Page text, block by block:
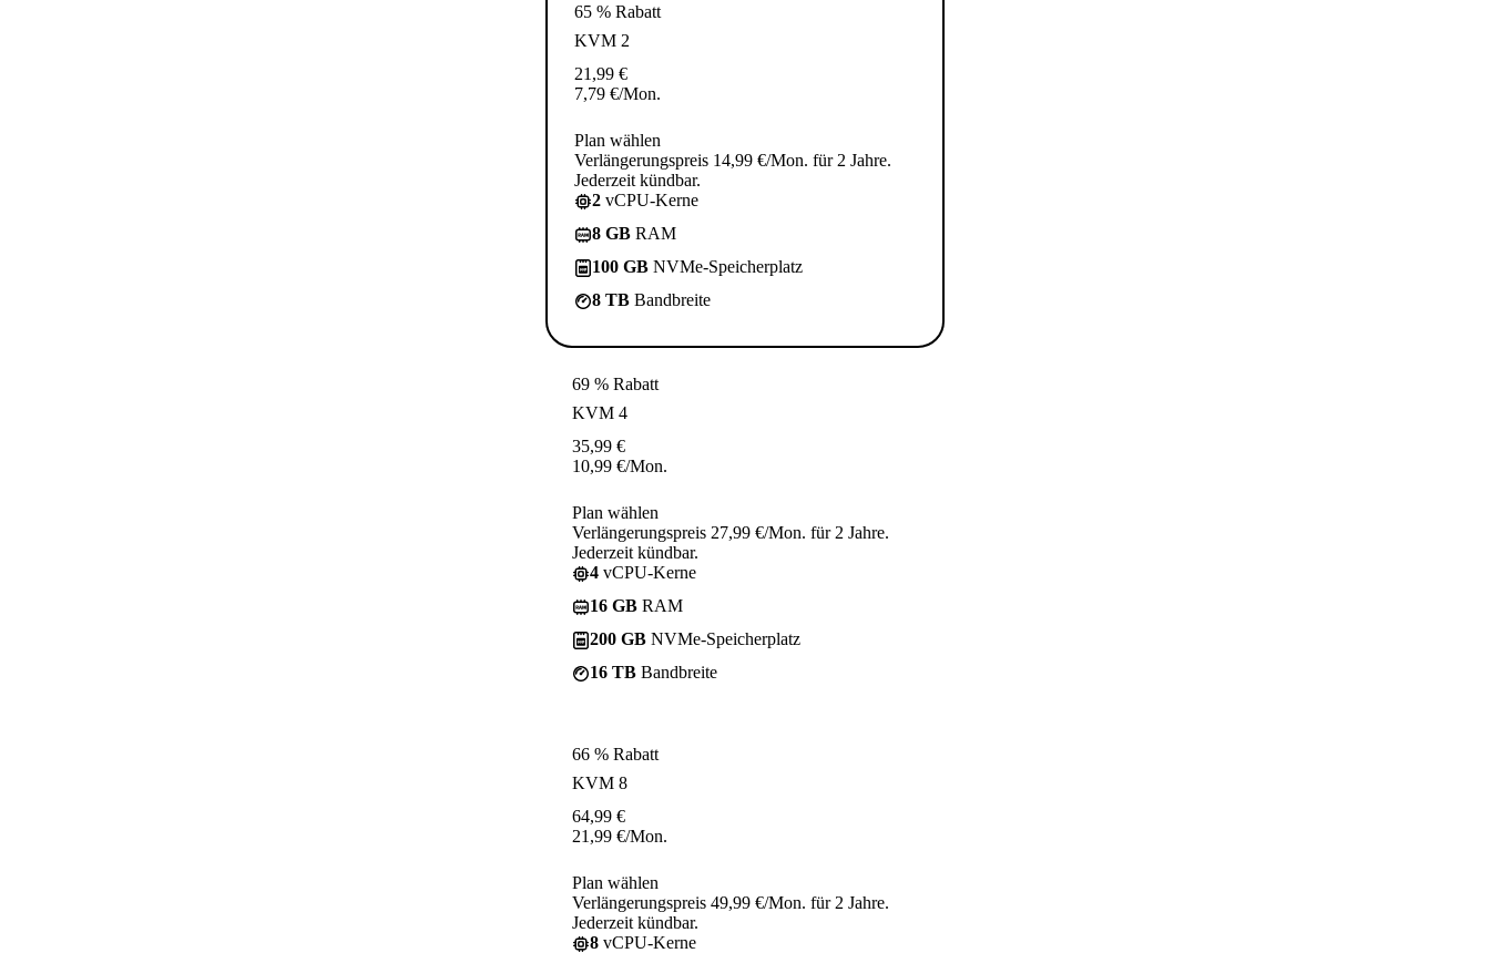
65 % Rabatt
KVM 2
21,99 €
7,79 €/Mon.
Plan wählen
Verlängerungspreis 14,99 €/Mon. für 2 Jahre.
Jederzeit kündbar.
2 vCPU-Kerne
8 GB RAM
100 GB NVMe-Speicherplatz
8 TB Bandbreite
69 % Rabatt
KVM 4
35,99 €
10,99 €/Mon.
Plan wählen
Verlängerungspreis 27,99 €/Mon. für 2 Jahre.
Jederzeit kündbar.
4 vCPU-Kerne
16 GB RAM
200 GB NVMe-Speicherplatz
16 TB Bandbreite
66 % Rabatt
KVM 8
64,99 €
21,99 €/Mon.
Plan wählen
Verlängerungspreis 49,99 €/Mon. für 2 Jahre.
Jederzeit kündbar.
8 vCPU-Kerne